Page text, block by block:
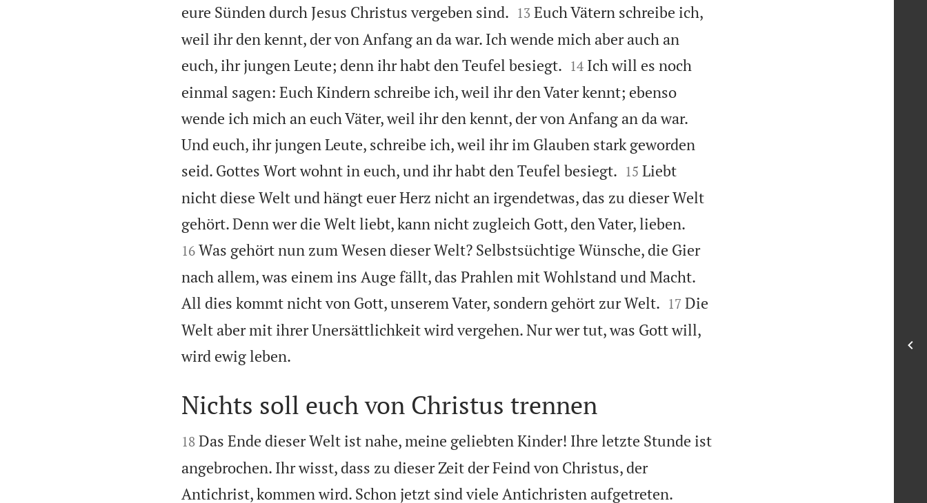
eure Sünden durch Jesus Christus vergeben sind.
13 Euch Vätern schreibe ich,
weil ihr den kennt, der von Anfang an da war. Ich wende mich aber auch an
euch, ihr jungen Leute; denn ihr habt den Teufel besiegt.
14 Ich will es noch
einmal sagen: Euch Kindern schreibe ich, weil ihr den Vater kennt; ebenso
wende ich mich an euch Väter, weil ihr den kennt, der von Anfang an da war.
Und euch, ihr jungen Leute, schreibe ich, weil ihr im Glauben stark geworden
seid. Gottes Wort wohnt in euch, und ihr habt den Teufel besiegt.
15 Liebt
nicht diese Welt und hängt euer Herz nicht an irgendetwas, das zu dieser Welt
gehört. Denn wer die Welt liebt, kann nicht zugleich Gott, den Vater, lieben.
16 Was gehört nun zum Wesen dieser Welt? Selbstsüchtige Wünsche, die Gier
nach allem, was einem ins Auge fällt, das Prahlen mit Wohlstand und Macht.
All dies kommt nicht von Gott, unserem Vater, sondern gehört zur Welt.
17 Die
Welt aber mit ihrer Unersättlichkeit wird vergehen. Nur wer tut, was Gott will,
wird ewig leben.

Nichts soll euch von Christus trennen

18 Das Ende dieser Welt ist nahe, meine geliebten Kinder! Ihre letzte Stunde ist
angebrochen. Ihr wisst, dass zu dieser Zeit der Feind von Christus, der
Antichrist, kommen wird. Schon jetzt sind viele Antichristen aufgetreten.